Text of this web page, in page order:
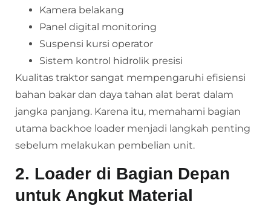
Kamera belakang
Panel digital monitoring
Suspensi kursi operator
Sistem kontrol hidrolik presisi
Kualitas traktor sangat mempengaruhi efisiensi
bahan bakar dan daya tahan alat berat dalam
jangka panjang. Karena itu, memahami bagian
utama backhoe loader menjadi langkah penting
sebelum melakukan pembelian unit.
2. Loader di Bagian Depan
untuk Angkut Material